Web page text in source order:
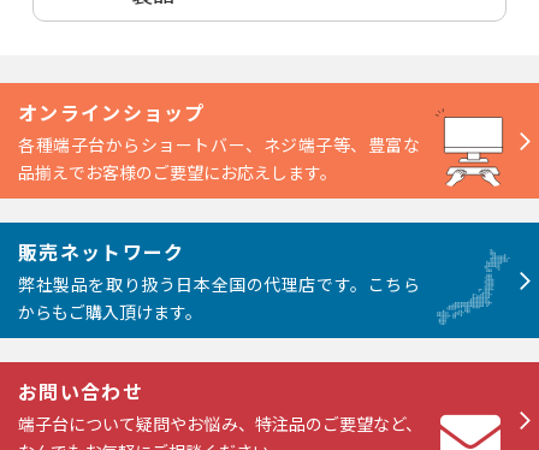
オンラインショップ
各種端子台からショートバー、ネジ端子等、豊富な
品揃えでお客様のご要望にお応えします。
販売ネットワーク
弊社製品を取り扱う日本全国の代理店です。こちら
からもご購入頂けます。
お問い合わせ
端子台について疑問やお悩み、特注品のご要望など、